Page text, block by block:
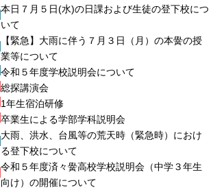
本日７月５日(水)の日課および生徒の登下校につ
いて
【緊急】大雨に伴う７月３日（月）の本黌の授
業等について
令和５年度学校説明会について
総探講演会
1年生宿泊研修
卒業生による学部学科説明会
大雨、洪水、台風等の荒天時（緊急時）におけ
る登下校について
令和５年度済々黌高校学校説明会（中学３年生
向け）の開催について